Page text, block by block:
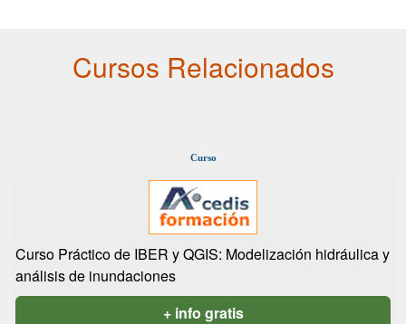
Cursos Relacionados
Curso
Curso Práctico de IBER y QGIS: Modelización hidráulica y
análisis de inundaciones
+ info gratis